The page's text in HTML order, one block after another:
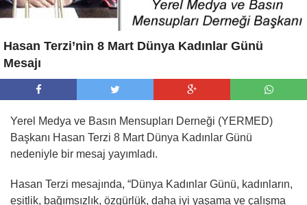
Hasan Terzi’nin 8 Mart Dünya Kadınlar Günü
Mesajı
Yerel Medya ve Basın Mensupları Derneği (YERMED)
Başkanı Hasan Terzi 8 Mart Dünya Kadınlar Günü
nedeniyle bir mesaj yayımladı.
Hasan Terzi mesajında, “Dünya Kadınlar Günü, kadınların,
eşitlik, bağımsızlık, özgürlük, daha iyi yaşama ve çalışma